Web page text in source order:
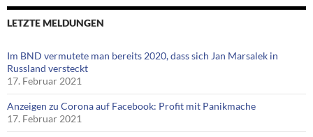
LETZTE MELDUNGEN
Im BND vermutete man bereits 2020, dass sich Jan Marsalek in
Russland versteckt
17. Februar 2021
Anzeigen zu Corona auf Facebook: Profit mit Panikmache
17. Februar 2021